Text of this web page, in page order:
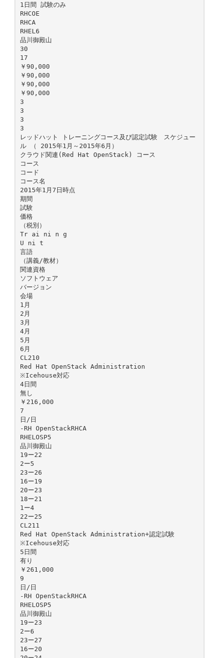
1日間 試験のみ
RHCOE
RHCA
RHEL6
品川御殿山
30
17
￥90,000
￥90,000
￥90,000
￥90,000
3
3
3
3
レッドハット トレーニングコース及び認定試験 スケジュー
ル （ 2015年1月～2015年6月）
クラウド関連(Red Hat OpenStack) コース
コース
コード
コース名
2015年1月7日時点
期間
試験
価格
（税別）
Tr ai ni n g
U ni t
言語
（講義/教材）
関連資格
ソフトウェア
バージョン
会場
1月
2月
3月
4月
5月
6月
CL210
Red Hat OpenStack Administration
※Icehouse対応
4日間
無し
￥216,000
7
日/日
-RH OpenStackRHCA
RHELOSP5
品川御殿山
19ー22
2ー5
23ー26
16ー19
20ー23
18ー21
1ー4
22ー25
CL211
Red Hat OpenStack Administration+認定試験
※Icehouse対応
5日間
有り
￥261,000
9
日/日
-RH OpenStackRHCA
RHELOSP5
品川御殿山
19ー23
2ー6
23ー27
16ー20